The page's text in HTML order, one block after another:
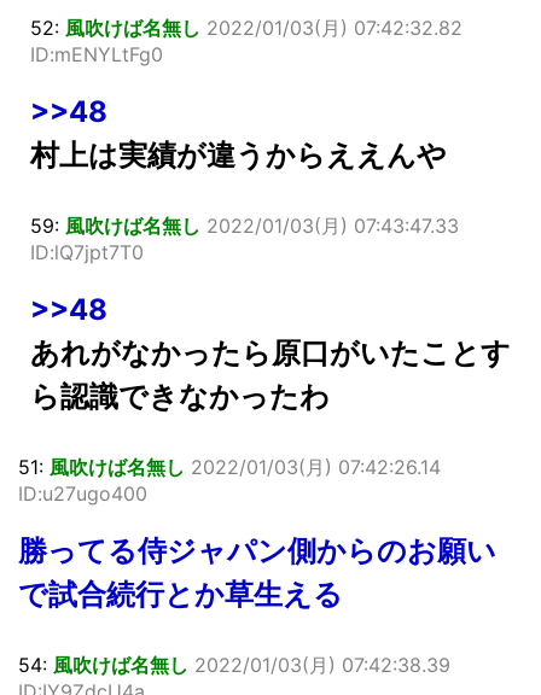
52: 風吹けば名無し 2022/01/03(月) 07:42:32.82
ID:mENYLtFg0
>>48
村上は実績が違うからええんや
59: 風吹けば名無し 2022/01/03(月) 07:43:47.33
ID:lQ7jpt7T0
>>48
あれがなかったら原口がいたことす
ら認識できなかったわ
51: 風吹けば名無し 2022/01/03(月) 07:42:26.14
ID:u27ugo400
勝ってる侍ジャパン側からのお願い
で試合続行とか草生える
54: 風吹けば名無し 2022/01/03(月) 07:42:38.39